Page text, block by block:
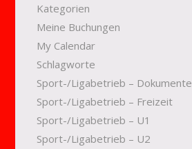
Kategorien
Meine Buchungen
My Calendar
Schlagworte
Sport-/Ligabetrieb – Dokumente
Sport-/Ligabetrieb – Freizeit
Sport-/Ligabetrieb – U1
Sport-/Ligabetrieb – U2